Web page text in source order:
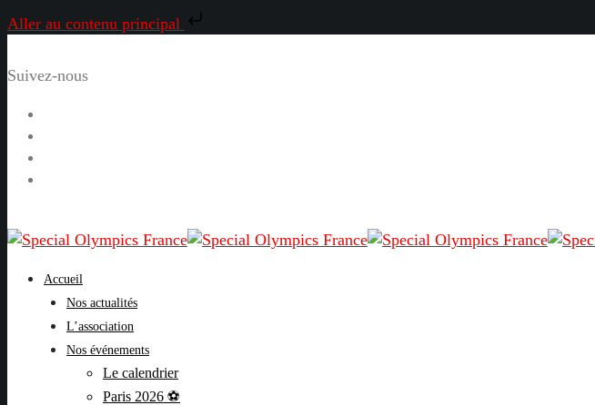
Aller au contenu principal
Suivez-nous
Accueil
Nos actualités
L’association
Nos événements
Le calendrier
Paris 2026 ⚽